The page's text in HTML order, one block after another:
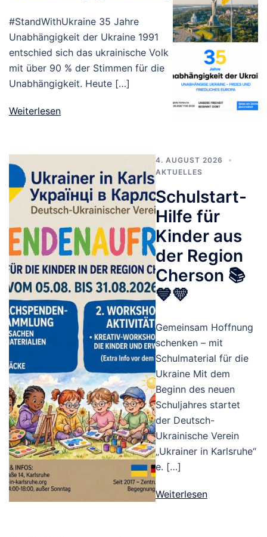
#StandWithUkraine 35 Jahre
Unabhängigkeit der Ukraine 1991
entschied sich das ukrainische Volk
mit über 90 % der Stimmen für die
Unabhängigkeit. Heute […]
Weiterlesen
4. AUGUST 2026
AKTUELLES
Schulstart-
Hilfe für
Kinder aus
der Region
Cherson 📚
💙💛
Gemeinsam Hoffnung
schenken – mit
Schulmaterial für die
Ukraine Mit dem
Beginn des neuen
Schuljahres startet
der Deutsch-
Ukrainische Verein
„Ukrainer in Karlsruhe“
e. […]
Weiterlesen